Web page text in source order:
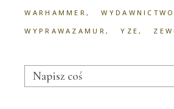
WARHAMMER
WYPRAWAZAMUR
YZE
Search
for: